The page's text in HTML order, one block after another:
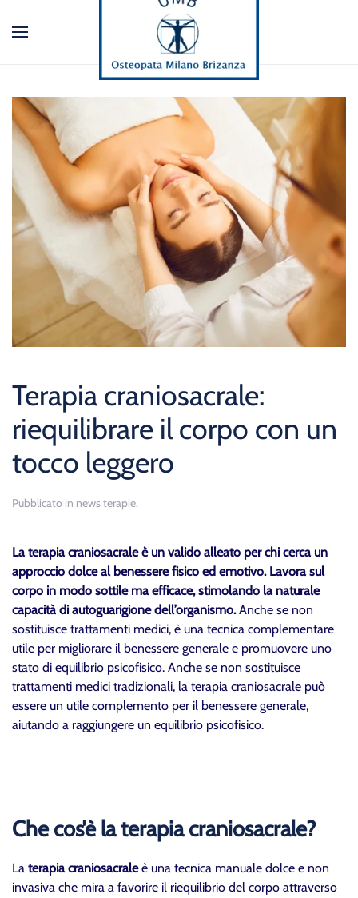
Passa al contenuto principale
Terapia craniosacrale:
riequilibrare il corpo con un
tocco leggero
Pubblicato in news terapie.
La terapia craniosacrale è un valido alleato per chi cerca un
approccio dolce al benessere fisico ed emotivo. Lavora sul
corpo in modo sottile ma efficace, stimolando la naturale
capacità di autoguarigione dell’organismo.Anche se non
sostituisce trattamenti medici, è una tecnica complementare
utile per migliorare il benessere generale e promuovere uno
stato di equilibrio psicofisico. Anche se non sostituisce
trattamenti medici tradizionali, la terapia craniosacrale può
essere un utile complemento per il benessere generale,
aiutando a raggiungere un equilibrio psicofisico.
Che cos’è la terapia craniosacrale?
La terapia craniosacraleè una tecnica manuale dolce e non
invasiva che mira a favorire il riequilibrio del corpo attraverso